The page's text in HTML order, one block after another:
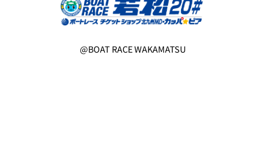
@BOAT RACE WAKAMATSU